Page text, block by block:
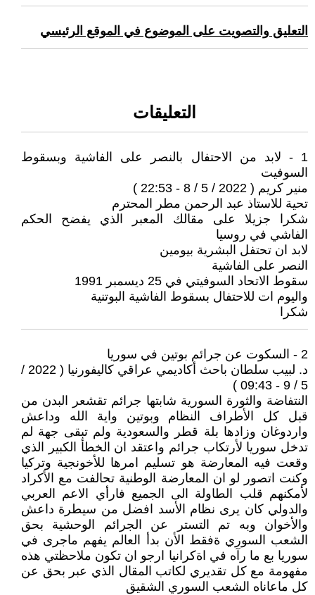
التعليق والتصويت على الموضوع في الموقع الرئيسي
التعليقات
1 - لابد من الاحتفال بالنصر على الفاشية وبسقوط
السوفيت
منير كريم ( 2022 / 5 / 8 - 22:53 )
تحية للاستاذ عبد الرحمن مطر المحترم
شكرا جزيلا على مقالك المعبر الذي يفضح الحكم
الفاشي في روسيا
لابد ان تحتفل البشرية بيومين
النصر على الفاشية
سقوط الاتحاد السوفيتي في 25 ديسمبر 1991
واليوم ات للاحتفال بسقوط الفاشية البوتنية
شكرا
2 - السكوت عن جرائم بوتين في سوريا
د. لبيب سلطان باحث أكاديمي عراقي كاليفورنيا ( 2022 /
5 / 9 - 09:43 )
النتفاضة والثورة السورية شابتها جرائم تقشعر البدن من
قبل كل الأطراف النظام وبوتين واية الله وداعش
واردوغان وزادها بلة قطر والسعودية ولم تبقى جهة لم
تدخل سوريا لأرتكاب جرائم واعتقد ان الخطأ الكبير الذي
وقعت فيه المعارضة هو تسليم امرها للأخونجية وتركيا
وكنت اتصور لو ان المعارضة الوطنية تحالفت مع الأكراد
لأمكنهم قلب الطاولة الى الجميع فارأي الاعم العربي
والدولي كان يرى نظام الأسد افضل من سيطرة داعش
والأخوان وبه تم التستر عن الجرائم الوحشية بحق
الشعب السوري ةفقط الأن بدأ العالم يفهم ماجرى في
سوريا بع ما رآه في اةكرانيا ارجو ان تكون ملاحظتي هذه
مفهومة مع كل تقديري لكاتب المقال الذي عبر بحق عن
كل ماعاناه الشعب السوري الشقيق